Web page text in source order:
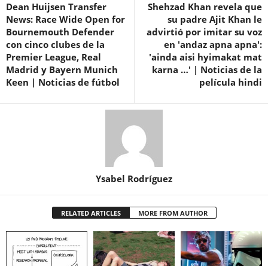
Dean Huijsen Transfer
News: Race Wide Open for
Bournemouth Defender
con cinco clubes de la
Premier League, Real
Madrid y Bayern Munich
Keen | Noticias de fútbol
Shehzad Khan revela que
su padre Ajit Khan le
advirtió por imitar su voz
en 'andaz apna apna':
'ainda aisi hyimakat mat
karna …' | Noticias de la
película hindi
Ysabel Rodríguez
RELATED ARTICLES MORE FROM AUTHOR